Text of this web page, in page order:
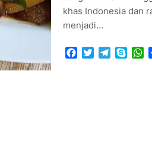
khas Indonesia dan
menjadi…
Facebook
TwitterTelegram